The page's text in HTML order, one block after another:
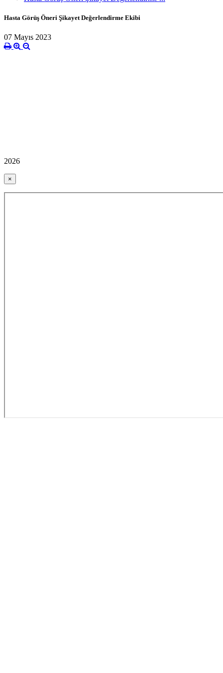
Hasta Görüş Öneri Şikayet Değerlendirme Ekibi
07 Mayıs 2023
2026
×